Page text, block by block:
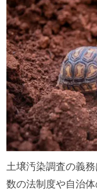
土壌汚染調査の義
数の法制度や自治